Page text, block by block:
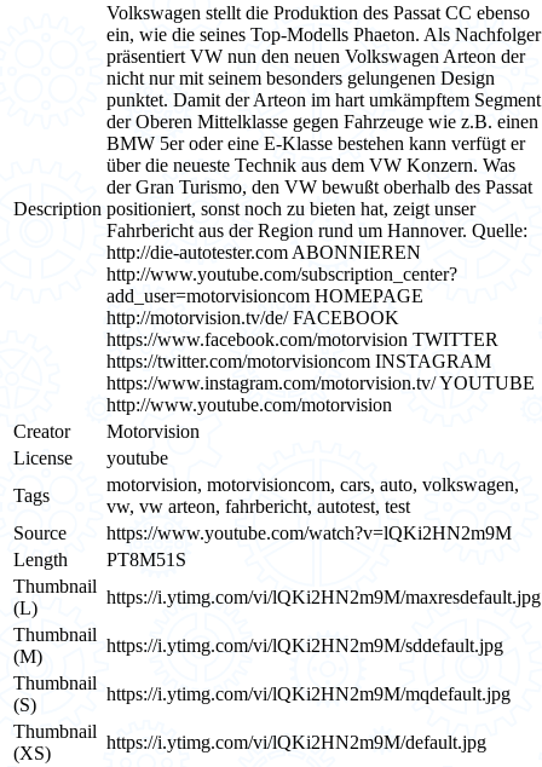
Description
Volkswagen stellt die Produktion des Passat CC ebenso
ein, wie die seines Top-Modells Phaeton. Als Nachfolger
präsentiert VW nun den neuen Volkswagen Arteon der
nicht nur mit seinem besonders gelungenen Design
punktet. Damit der Arteon im hart umkämpftem Segment
der Oberen Mittelklasse gegen Fahrzeuge wie z.B. einen
BMW 5er oder eine E-Klasse bestehen kann verfügt er
über die neueste Technik aus dem VW Konzern. Was
der Gran Turismo, den VW bewußt oberhalb des Passat
positioniert, sonst noch zu bieten hat, zeigt unser
Fahrbericht aus der Region rund um Hannover. Quelle:
http://die-autotester.com ABONNIEREN
http://www.youtube.com/subscription_center?
add_user=motorvisioncom HOMEPAGE
http://motorvision.tv/de/ FACEBOOK
https://www.facebook.com/motorvision TWITTER
https://twitter.com/motorvisioncom INSTAGRAM
https://www.instagram.com/motorvision.tv/ YOUTUBE
http://www.youtube.com/motorvision
Creator
Motorvision
License
youtube
Tags
motorvision, motorvisioncom, cars, auto, volkswagen,
vw, vw arteon, fahrbericht, autotest, test
Source
https://www.youtube.com/watch?v=lQKi2HN2m9M
Length
PT8M51S
Thumbnail
(L)
https://i.ytimg.com/vi/lQKi2HN2m9M/maxresdefault.jpg
Thumbnail
(M)
https://i.ytimg.com/vi/lQKi2HN2m9M/sddefault.jpg
Thumbnail
(S)
https://i.ytimg.com/vi/lQKi2HN2m9M/mqdefault.jpg
Thumbnail
(XS)
https://i.ytimg.com/vi/lQKi2HN2m9M/default.jpg